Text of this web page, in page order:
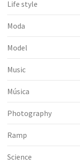
Life style
Moda
Model
Music
Música
Photography
Ramp
Science